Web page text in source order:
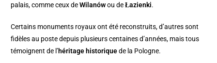
palais, comme ceux deWilanówou deŁazienki.
Certains monuments royaux ont été reconstruits, d’autres sont
fidèles au poste depuis plusieurs centaines d’années, mais tous
témoignent de l’héritage historiquede la Pologne.